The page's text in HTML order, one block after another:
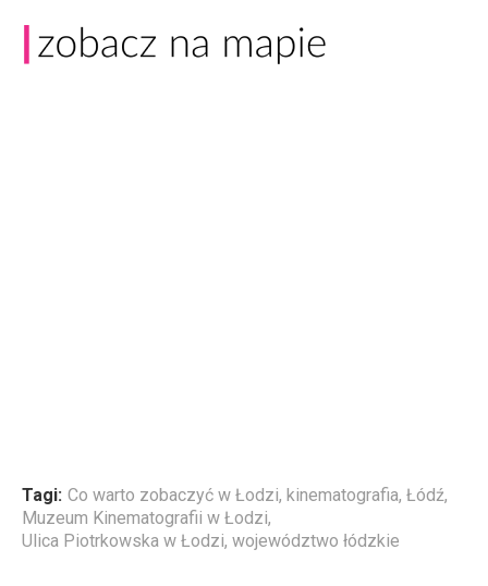
Tagi: Co warto zobaczyć w Łodzi, kinematografia, Łódź,
Muzeum Kinematografii w Łodzi,
Ulica Piotrkowska w Łodzi, województwo łódzkie